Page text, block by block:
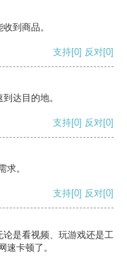
到商品。
支持[0] 反对[0]
达目的地。
支持[0] 反对[0]
求。
支持[0] 反对[0]
是看视频、玩游戏还是工
速卡顿了。